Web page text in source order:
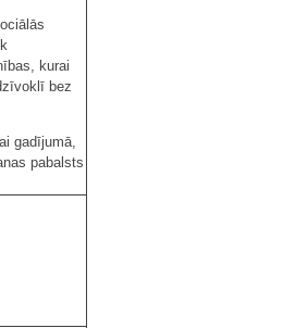
kurai
bez
gadījumā,
pabalsts